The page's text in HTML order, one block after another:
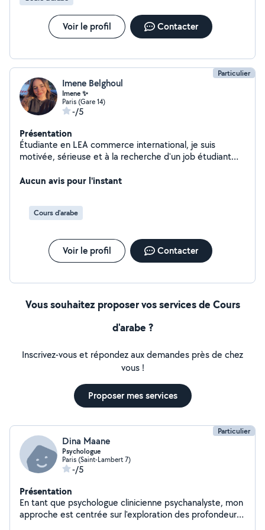
gardes d'animaux Si je "like" votre publication vous
pouvez me contactez, je n'ai pas l'abonnement premium
donc mes opérations sont assez limitées
Voir le profil Contacter
Particulier
Imene Belghoul
Imene ✨
Paris (Gare 14)
-/5
Présentation
Étudiante en LEA commerce international, je suis
motivée, sérieuse et à la recherche d'un job étudiant
expériences très positives dans ces domaines due à
Aucun avis pour l'instant
Cours d'arabe
Voir le profil Contacter
Vous souhaitez proposer vos services de Cours
d'arabe ?
Inscrivez-vous et répondez aux demandes près de chez
vous !
Proposer mes services
Particulier
Dina Maane
Psychologue
Paris (Saint-Lambert 7)
-/5
Présentation
En tant que psychologue clinicienne psychanalyste, mon
approche est centrée sur l'exploration des profondeurs